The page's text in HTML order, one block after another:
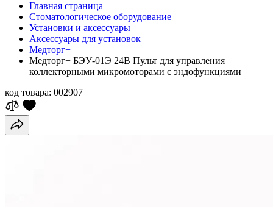
Главная страница
Стоматологическое оборудование
Установки и аксессуары
Аксессуары для установок
Медторг+
Медторг+ БЭУ-01Э 24В Пульт для управления
коллекторными микромоторами с эндофункциями
код товара: 002907